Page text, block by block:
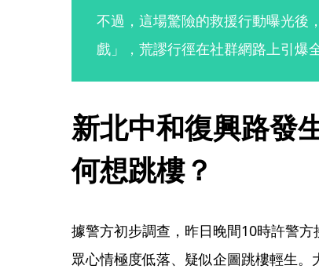
不過，這場驚險的救援行動曝光後
戲」，荒謬行徑在社群網路上引爆
新北中和復興路發
何想跳樓？
據警方初步調查，昨日晚間10時許警
眾心情極度低落、疑似企圖跳樓輕生